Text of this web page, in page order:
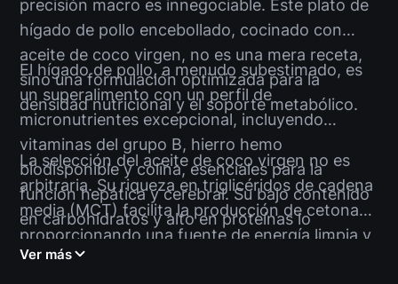
precisión macro es innegociable. Este plato de
hígado de pollo encebollado, cocinado con
aceite de coco virgen, no es una mera receta,
sino una formulación optimizada para la
densidad nutricional y el soporte metabólico.
El hígado de pollo, a menudo subestimado, es
un superalimento con un perfil de
micronutrientes excepcional, incluyendo
vitaminas del grupo B, hierro hemo
biodisponible y colina, esenciales para la
función hepática y cerebral. Su bajo contenido
en carbohidratos y alto en proteínas lo
posiciona como un componente estratégico en
La selección del aceite de coco virgen no es
arbitraria. Su riqueza en triglicéridos de cadena
media (MCT) facilita la producción de cetonas,
proporcionando una fuente de energía limpia y
sostenida que potencia la claridad mental y la
Ver más